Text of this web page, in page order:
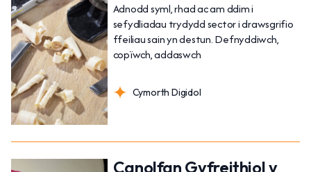
Adnodd syml, rhad ac am ddim i
sefydliadau trydydd sector i drawsgrifio
ffeiliau sain yn destun. Defnyddiwch,
copïwch, addaswch
Cymorth Digidol
Canolfan Gyfreithiol y